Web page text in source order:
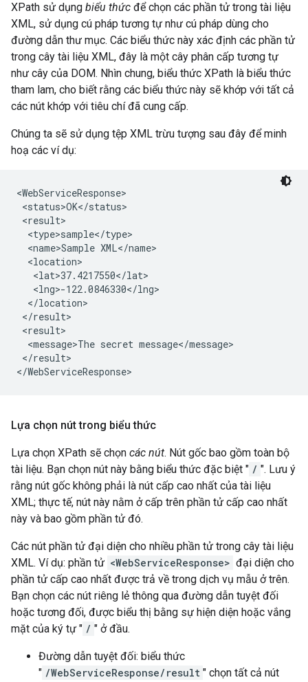
XPath sử dụng biểu thức để chọn các phần tử trong tài liệu
XML, sử dụng cú pháp tương tự như cú pháp dùng cho
đường dẫn thư mục. Các biểu thức này xác định các phần tử
trong cây tài liệu XML, đây là một cây phân cấp tương tự
như cây của DOM. Nhìn chung, biểu thức XPath là biểu thức
tham lam, cho biết rằng các biểu thức này sẽ khớp với tất cả
các nút khớp với tiêu chí đã cung cấp.
Chúng ta sẽ sử dụng tệp XML trừu tượng sau đây để minh
hoạ các ví dụ:
<WebServiceResponse>
<status>OK</status>
<result>
  <type>sample</type>
  <name>Sample XML</name>
  <location>
   <lat>37.4217550</lat>
   <lng>-122.0846330</lng>
  </location>
</result>
<result>
  <message>The secret message</message>
</result>
Lựa chọn nút trong biểu thức
Lựa chọn XPath sẽ chọn các nút. Nút gốc bao gồm toàn bộ
tài liệu. Bạn chọn nút này bằng biểu thức đặc biệt " / ". Lưu ý
rằng nút gốc không phải là nút cấp cao nhất của tài liệu
XML; thực tế, nút này nằm ở cấp trên phần tử cấp cao nhất
này và bao gồm phần tử đó.
Các nút phần tử đại diện cho nhiều phần tử trong cây tài liệu
XML. Ví dụ: phần tử <WebServiceResponse> đại diện cho
phần tử cấp cao nhất được trả về trong dịch vụ mẫu ở trên.
Bạn chọn các nút riêng lẻ thông qua đường dẫn tuyệt đối
hoặc tương đối, được biểu thị bằng sự hiện diện hoặc vắng
mặt của ký tự " / " ở đầu.
Đường dẫn tuyệt đối: biểu thức
" /WebServiceResponse/result " chọn tất cả nút